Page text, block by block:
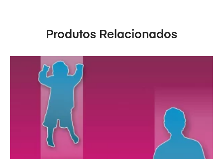
Produtos Relacionados